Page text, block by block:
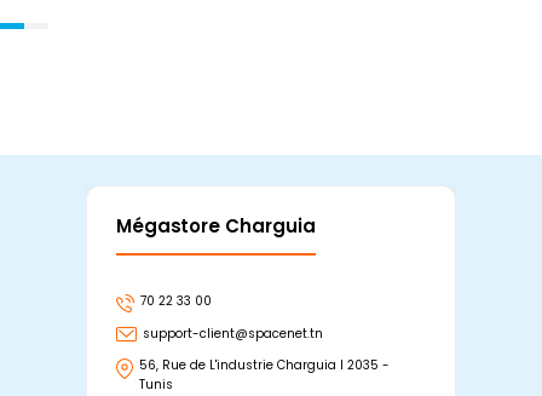
Mégastore Charguia
70 22 33 00
support-client@spacenet.tn
56, Rue de L'industrie Charguia I 2035 -
Tunis